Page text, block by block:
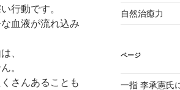
行動です。
血液が流れ込み
、
。
さんあることも
自然治癒力
ページ
一指 李承憲氏